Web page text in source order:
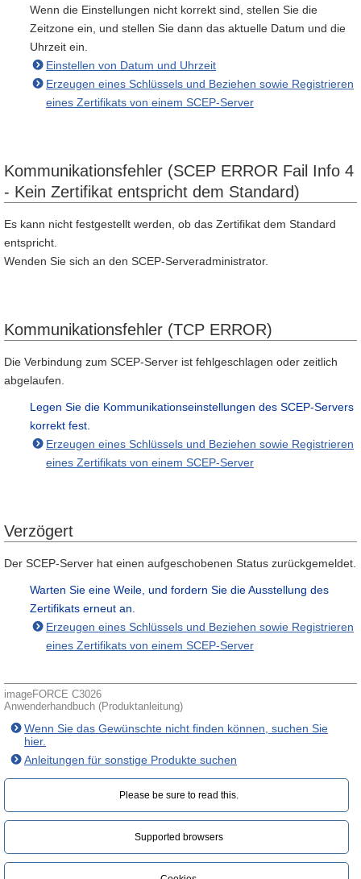
Wenn die Einstellungen nicht korrekt sind, stellen Sie die
Zeitzone ein, und stellen Sie dann das aktuelle Datum und die
Uhrzeit ein.
Einstellen von Datum und Uhrzeit
Erzeugen eines Schlüssels und Beziehen sowie Registrieren
eines Zertifikats von einem SCEP-Server
Kommunikationsfehler (SCEP ERROR Fail Info 4
- Kein Zertifikat entspricht dem Standard)
Es kann nicht festgestellt werden, ob das Zertifikat dem Standard
entspricht.
Wenden Sie sich an den SCEP-Serveradministrator.
Kommunikationsfehler (TCP ERROR)
Die Verbindung zum SCEP-Server ist fehlgeschlagen oder zeitlich
abgelaufen.
Legen Sie die Kommunikationseinstellungen des SCEP-Servers
korrekt fest.
Erzeugen eines Schlüssels und Beziehen sowie Registrieren
eines Zertifikats von einem SCEP-Server
Verzögert
Der SCEP-Server hat einen aufgeschobenen Status zurückgemeldet.
Warten Sie eine Weile, und fordern Sie die Ausstellung des
Zertifikats erneut an.
Erzeugen eines Schlüssels und Beziehen sowie Registrieren
eines Zertifikats von einem SCEP-Server
imageFORCE C3026
Anwenderhandbuch (Produktanleitung)
Wenn Sie das Gewünschte nicht finden können, suchen Sie
hier.
Anleitungen für sonstige Produkte suchen
Please be sure to read this.‎
Supported browsers